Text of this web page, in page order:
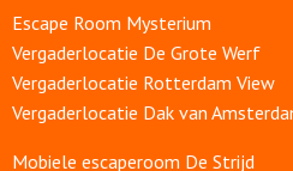
Escape Room Mysterium
Vergaderlocatie De Grote Werf
Vergaderlocatie Rotterdam View
Vergaderlocatie Dak van
Mobiele escaperoom De Strijd